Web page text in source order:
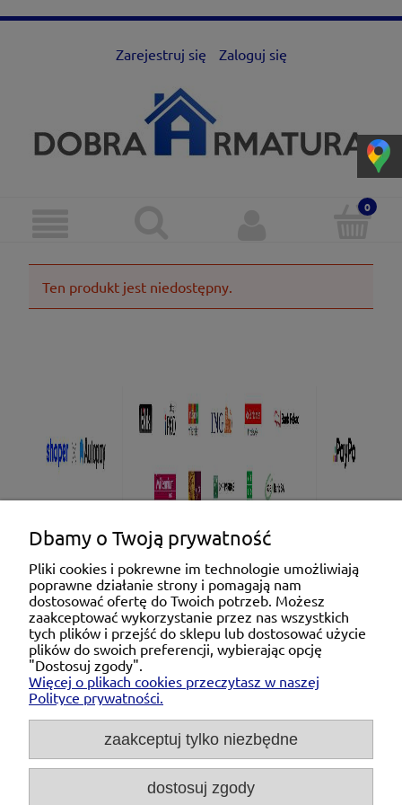
Zarejestruj się Zaloguj się
Ten produkt jest niedostępny.
Pomoc
Moje konto
Płatności i dostawa
O nas
Michał Niedźwiecki Dobra Armatura, ul. Krakowska
Dbamy o Twoją prywatność
Pliki cookies i pokrewne im technologie umożliwiają
poprawne działanie strony i pomagają nam
dostosować ofertę do Twoich potrzeb. Możesz
zaakceptować wykorzystanie przez nas wszystkich
tych plików i przejść do sklepu lub dostosować użycie
plików do swoich preferencji, wybierając opcję
"Dostosuj zgody".
Więcej o plikach cookies przeczytasz w naszej
Polityce prywatności.
zaakceptuj tylko niezbędne
dostosuj zgody